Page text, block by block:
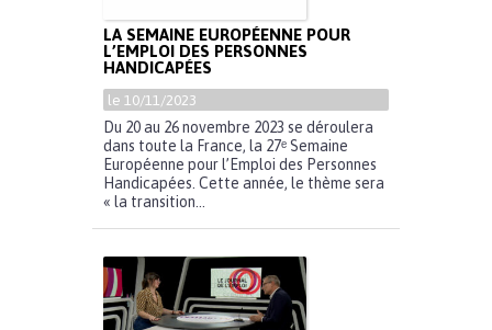
LA SEMAINE EUROPÉENNE POUR
L’EMPLOI DES PERSONNES
HANDICAPÉES
le 10/11/2023
Du 20 au 26 novembre 2023 se déroulera
dans toute la France, la 27ᵉ Semaine
Européenne pour l’Emploi des Personnes
Handicapées. Cette année, le thème sera
« la transition...